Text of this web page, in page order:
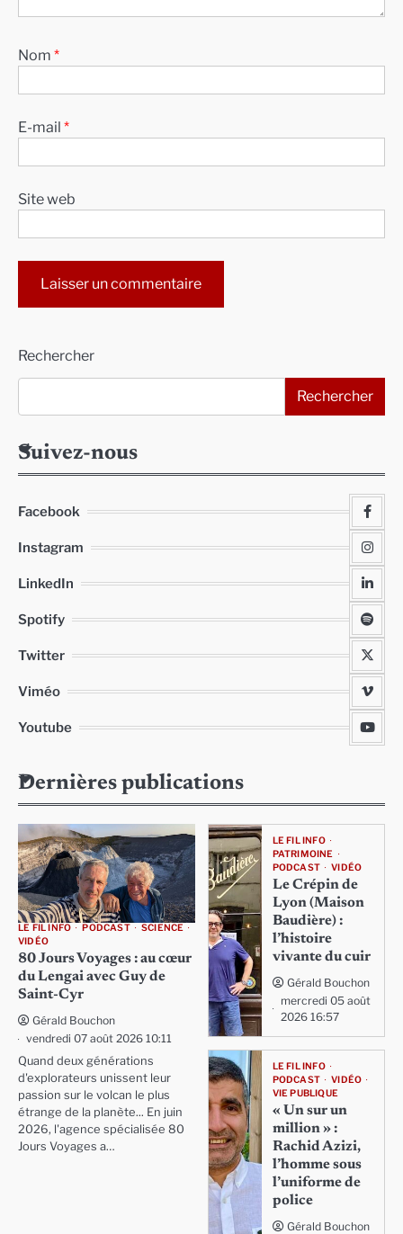
Nom *
E-mail *
Site web
Rechercher
Rechercher
Suivez-nous
Facebook
Instagram
LinkedIn
Spotify
Twitter
Viméo
Youtube
Dernières publications
LE FIL INFO PODCAST
SCIENCE
VIDÉO
80 Jours Voyages : au cœur
du Lengai avec Guy de
Saint-Cyr
Gérald Bouchon
vendredi 07 août 2026 10:11
Quand deux générations
d'explorateurs unissent leur
passion sur le volcan le plus
étrange de la planète... En juin
2026, l'agence spécialisée 80
Jours Voyages a…
LE FIL INFO
PATRIMOINE
PODCAST
VIDÉO
Le Crépin de
Lyon (Maison
Baudière) :
l’histoire
vivante du cuir
Gérald Bouchon
mercredi 05 août
2026 16:57
LE FIL INFO
PODCAST
VIDÉO
VIE PUBLIQUE
« Un sur un
million » :
Rachid Azizi,
l’homme sous
l’uniforme de
police
Gérald Bouchon